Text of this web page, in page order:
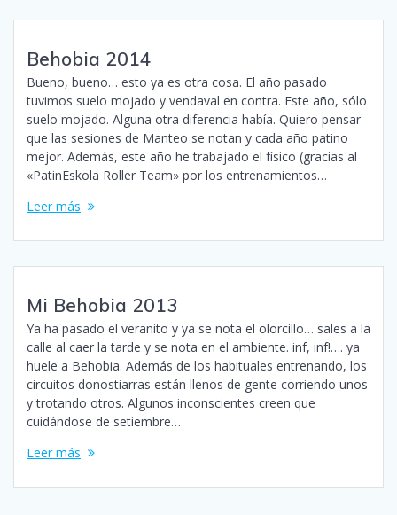
Behobia 2014
Bueno, bueno… esto ya es otra cosa. El año pasado
tuvimos suelo mojado y vendaval en contra. Este año, sólo
suelo mojado. Alguna otra diferencia había. Quiero pensar
que las sesiones de Manteo se notan y cada año patino
mejor. Además, este año he trabajado el físico (gracias al
«PatinEskola Roller Team» por los entrenamientos…
Leer más
Mi Behobia 2013
Ya ha pasado el veranito y ya se nota el olorcillo… sales a la
calle al caer la tarde y se nota en el ambiente. inf, inf!…. ya
huele a Behobia. Además de los habituales entrenando, los
circuitos donostiarras están llenos de gente corriendo unos
y trotando otros. Algunos inconscientes creen que
cuidándose de setiembre…
Leer más